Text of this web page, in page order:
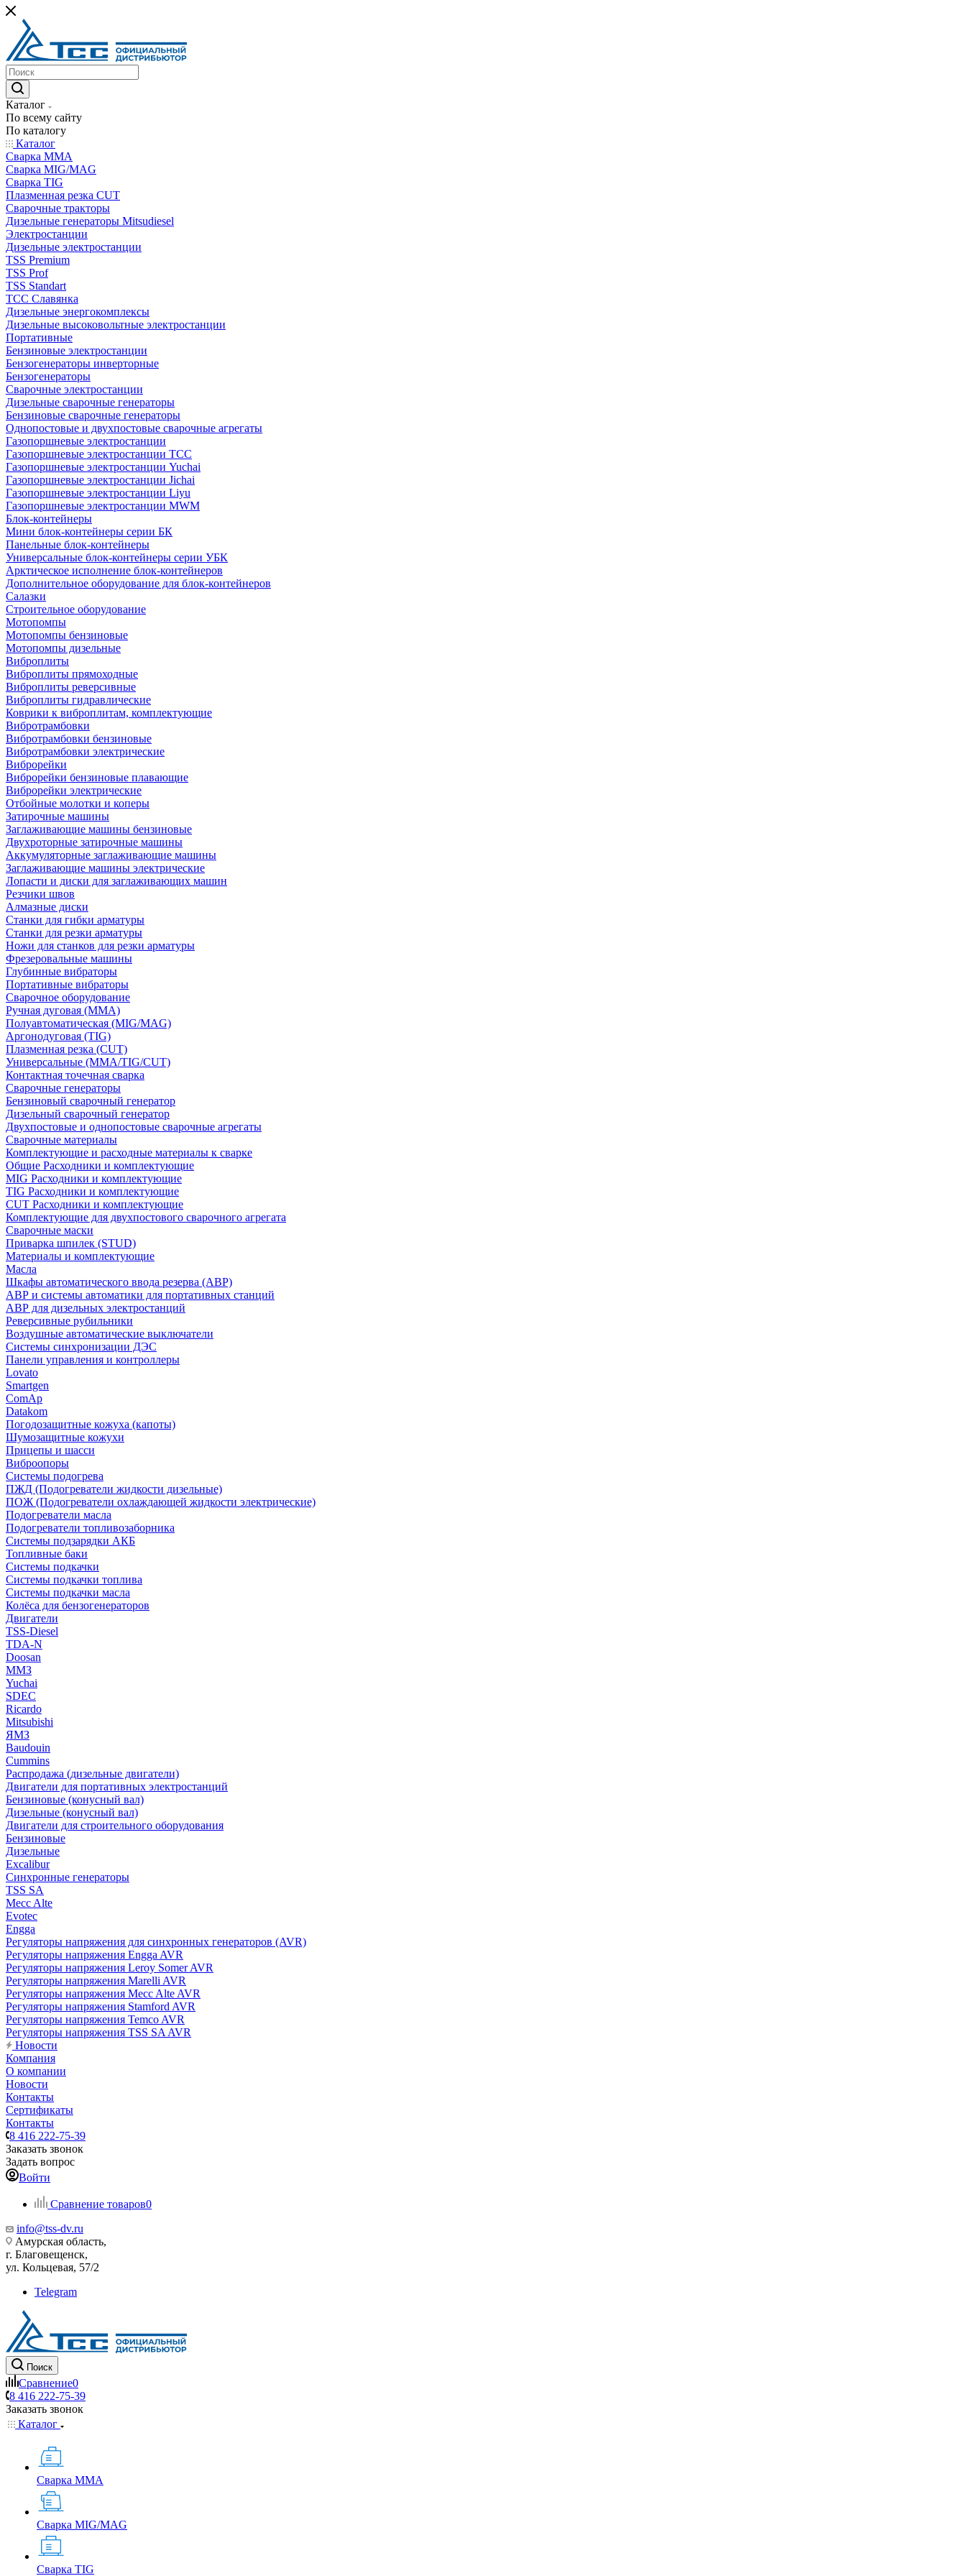
Каталог
По всему сайту
По каталогу
Каталог
Сварка MMA
Сварка MIG/MAG
Сварка TIG
Плазменная резка CUT
Сварочные тракторы
Дизельные генераторы Mitsudiesel
Электростанции
Дизельные электростанции
TSS Premium
TSS Prof
TSS Standart
ТСС Славянка
Дизельные энергокомплексы
Дизельные высоковольтные электростанции
Портативные
Бензиновые электростанции
Бензогенераторы инверторные
Бензогенераторы
Сварочные электростанции
Дизельные сварочные генераторы
Бензиновые сварочные генераторы
Однопостовые и двухпостовые сварочные агрегаты
Газопоршневые электростанции
Газопоршневые электростанции ТСС
Газопоршневые электростанции Yuchai
Газопоршневые электростанции Jichai
Газопоршневые электростанции Liyu
Газопоршневые электростанции MWM
Блок-контейнеры
Мини блок-контейнеры серии БК
Панельные блок-контейнеры
Универсальные блок-контейнеры серии УБК
Арктическое исполнение блок-контейнеров
Дополнительное оборудование для блок-контейнеров
Салазки
Строительное оборудование
Мотопомпы
Мотопомпы бензиновые
Мотопомпы дизельные
Виброплиты
Виброплиты прямоходные
Виброплиты реверсивные
Виброплиты гидравлические
Коврики к виброплитам, комплектующие
Вибротрамбовки
Вибротрамбовки бензиновые
Вибротрамбовки электрические
Виброрейки
Виброрейки бензиновые плавающие
Виброрейки электрические
Отбойные молотки и коперы
Затирочные машины
Заглаживающие машины бензиновые
Двухроторные затирочные машины
Аккумуляторные заглаживающие машины
Заглаживающие машины электрические
Лопасти и диски для заглаживающих машин
Резчики швов
Алмазные диски
Станки для гибки арматуры
Станки для резки арматуры
Ножи для станков для резки арматуры
Фрезеровальные машины
Глубинные вибраторы
Портативные вибраторы
Сварочное оборудование
Ручная дуговая (MMA)
Полуавтоматическая (MIG/MAG)
Аргонодуговая (TIG)
Плазменная резка (CUT)
Универсальные (MMA/TIG/CUT)
Контактная точечная сварка
Сварочные генераторы
Бензиновый сварочный генератор
Дизельный сварочный генератор
Двухпостовые и однопостовые сварочные агрегаты
Сварочные материалы
Комплектующие и расходные материалы к сварке
Общие Расходники и комплектующие
MIG Расходники и комплектующие
TIG Расходники и комплектующие
CUT Расходники и комплектующие
Комплектующие для двухпостового сварочного агрегата
Сварочные маски
Приварка шпилек (STUD)
Материалы и комплектующие
Масла
Шкафы автоматического ввода резерва (АВР)
АВР и системы автоматики для портативных станций
АВР для дизельных электростанций
Реверсивные рубильники
Воздушные автоматические выключатели
Системы синхронизации ДЭС
Панели управления и контроллеры
Lovato
Smartgen
ComAp
Datakom
Погодозащитные кожуха (капоты)
Шумозащитные кожухи
Прицепы и шасси
Виброопоры
Системы подогрева
ПЖД (Подогреватели жидкости дизельные)
ПОЖ (Подогреватели охлаждающей жидкости электрические)
Подогреватели масла
Подогреватели топливозаборника
Системы подзарядки АКБ
Топливные баки
Системы подкачки
Системы подкачки топлива
Системы подкачки масла
Колёса для бензогенераторов
Двигатели
TSS-Diesel
TDA-N
Doosan
ММЗ
Yuchai
SDEC
Ricardo
Mitsubishi
ЯМЗ
Baudouin
Cummins
Распродажа (дизельные двигатели)
Двигатели для портативных электростанций
Бензиновые (конусный вал)
Дизельные (конусный вал)
Двигатели для строительного оборудования
Бензиновые
Дизельные
Excalibur
Синхронные генераторы
TSS SA
Mecc Alte
Evotec
Engga
Регуляторы напряжения для синхронных генераторов (AVR)
Регуляторы напряжения Engga AVR
Регуляторы напряжения Leroy Somer AVR
Регуляторы напряжения Marelli AVR
Регуляторы напряжения Mecc Alte AVR
Регуляторы напряжения Stamford AVR
Регуляторы напряжения Temco AVR
Регуляторы напряжения TSS SA AVR
Новости
Компания
О компании
Новости
Контакты
Сертификаты
Контакты
8 416 222-75-39
Заказать звонок
Задать вопрос
Войти
Сравнение товаров0
info@tss-dv.ru
Амурская область,
г. Благовещенск,
ул. Кольцевая, 57/2
Telegram
Поиск
Сравнение0
8 416 222-75-39
Заказать звонок
Каталог
Сварка MMA
Сварка MIG/MAG
Сварка TIG